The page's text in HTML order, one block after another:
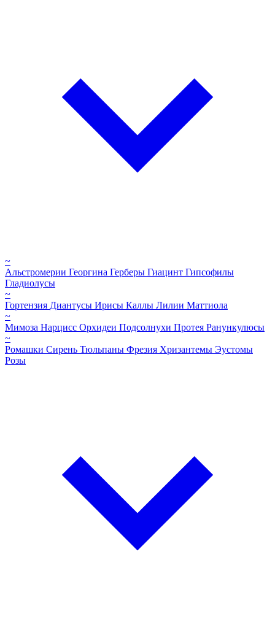
~
Альстромерии Георгина Герберы Гиацинт Гипсофилы
Гладиолусы
~
Гортензия Диантусы Ирисы Каллы Лилии Маттиола
~
Мимоза Нарцисс Орхидеи Подсолнухи Протея Ранункулюсы
~
Ромашки Сирень Тюльпаны Фрезия Хризантемы Эустомы
Розы